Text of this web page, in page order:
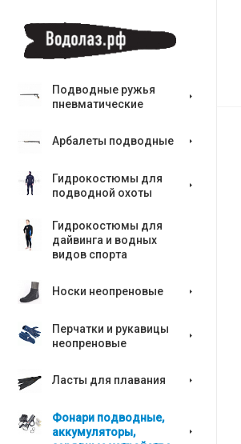
Подводные ружья
пневматические
Арбалеты подводные
Гидрокостюмы для
подводной охоты
Гидрокостюмы для
дайвинга и водных
видов спорта
Носки неопреновые
Перчатки и рукавицы
неопреновые
Ласты для плавания
Фонари подводные,
аккумуляторы,